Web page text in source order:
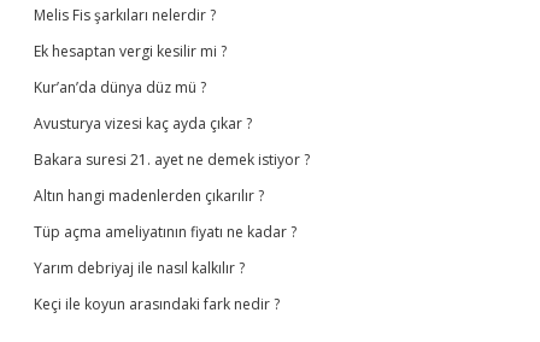
Melis Fis şarkıları nelerdir ?
Ek hesaptan vergi kesilir mi ?
Kur’an’da dünya düz mü ?
Avusturya vizesi kaç ayda çıkar ?
Bakara suresi 21. ayet ne demek istiyor ?
Altın hangi madenlerden çıkarılır ?
Tüp açma ameliyatının fiyatı ne kadar ?
Yarım debriyaj ile nasıl kalkılır ?
Keçi ile koyun arasındaki fark nedir ?